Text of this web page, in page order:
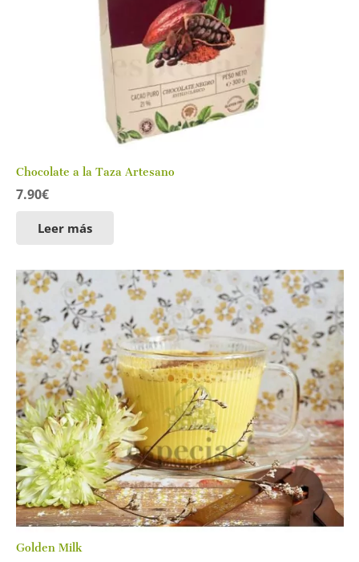
Chocolate a la Taza Artesano
7.90€
Leer más
Golden Milk